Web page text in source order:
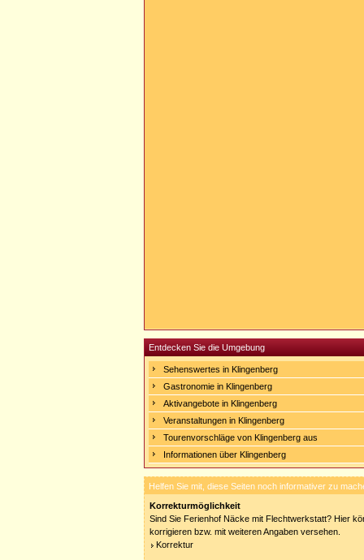
Entdecken Sie die Umgebung
Sehenswertes in Klingenberg
Gastronomie in Klingenberg
Aktivangebote in Klingenberg
Veranstaltungen in Klingenberg
Tourenvorschläge von Klingenberg aus
Informationen über Klingenberg
Helfen Sie mit, diese Seiten noch informativer zu
Korrekturmöglichkeit
Sind Sie Ferienhof Näcke mit Flechtwerkstatt? Hier
korrigieren bzw. mit weiteren Angaben versehen.
Korrektur